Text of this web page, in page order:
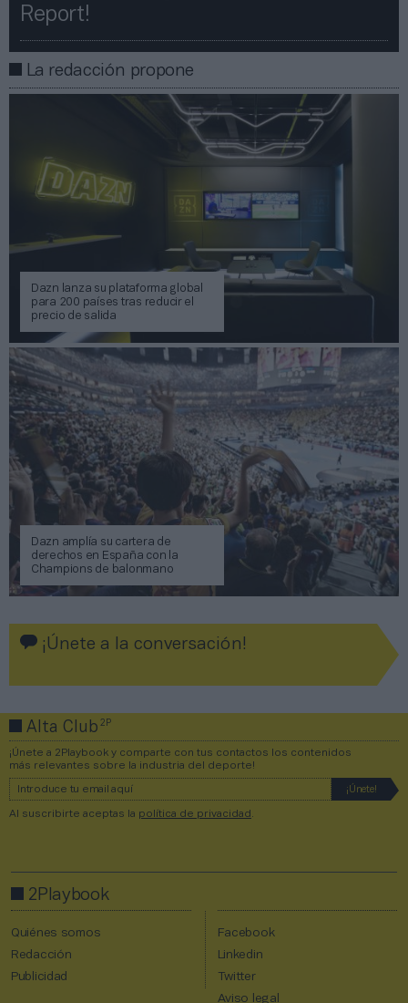
Report!​​
La redacción propone
Dazn lanza su plataforma global
para 200 países tras reducir el
precio de salida
Dazn amplía su cartera de
derechos en España con la
Champions de balonmano
¡Únete a la conversación!
Alta Club2P
¡Únete a 2Playbook y comparte con tus contactos los contenidos
más relevantes sobre la industria del deporte!
Al suscribirte aceptas la política de privacidad
2Playbook
Quiénes somos
Redacción
Publicidad
Facebook
Linkedin
Twitter
Aviso legal